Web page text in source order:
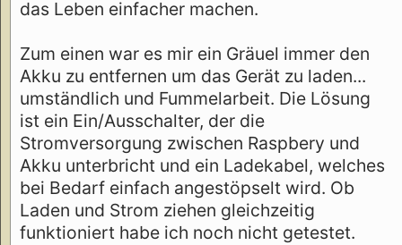
das Leben einfacher machen.
Zum einen war es mir ein Gräuel immer den
Akku zu entfernen um das Gerät zu laden...
umständlich und Fummelarbeit. Die Lösung
ist ein Ein/Ausschalter, der die
Stromversorgung zwischen Raspbery und
Akku unterbricht und ein Ladekabel, welches
bei Bedarf einfach angestöpselt wird. Ob
Laden und Strom ziehen gleichzeitig
funktioniert habe ich noch nicht getestet.